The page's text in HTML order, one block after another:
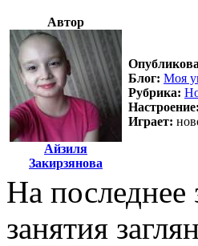
Автор
Айзиля
Закирзянова
Блог: Моя
Рубрика:
Настроение:
Играет:
На
занятия